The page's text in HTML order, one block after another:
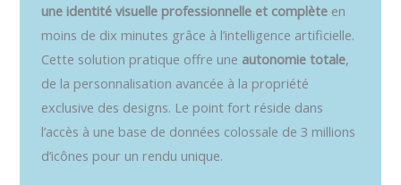
une identité visuelle professionnelle et complète en
moins de dix minutes grâce à l’intelligence artificielle.
Cette solution pratique offre une autonomie totale,
de la personnalisation avancée à la propriété
exclusive des designs. Le point fort réside dans
l’accès à une base de données colossale de 3 millions
d’icônes pour un rendu unique.